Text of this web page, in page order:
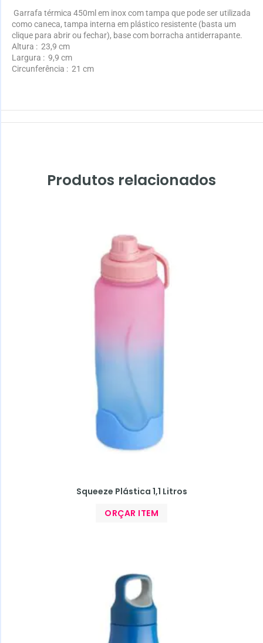
Garrafa térmica 450ml em inox com tampa que pode ser utilizada
como caneca, tampa interna em plástico resistente (basta um
clique para abrir ou fechar), base com borracha antiderrapante.
Altura : 23,9 cm
Largura : 9,9 cm
Circunferência : 21 cm
Produtos relacionados
Squeeze Plástica 1,1 Litros
ORÇAR ITEM